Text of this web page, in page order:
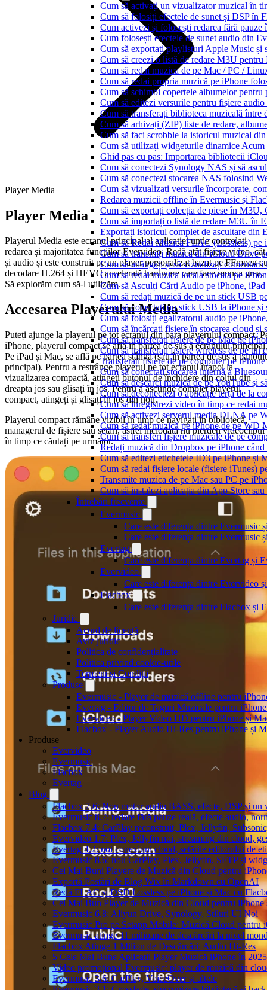
Cum să activați un vizualizator muzical în
Cum să folosiți efectele de sunet și DSP în
Cum activezi și folosești redarea fără pauze
Cum folosești efectele de sunet audio din
Cum să exportați playlisturi Apple Music și
Cum să creezi o listă de redare M3U
Cum să redai muzica de pe Mac / PC /
Cum să redai propria muzică pe iPhone
Cum să schimbi copertele albumelor
Cum să editezi versurile pentru fișiere
Cum să transferați biblioteca muzicală
Cum să arhivați (ZIP) liste de redare,
Cum să faci scrobble la istoricul muzical
Cum să utilizați widgeturile dinamice
Ghid pas cu pas: Importarea bibliotecii
Cum să conectezi Synology NAS și să
Cum să conectezi stocarea NAS folosind
Cum să vizualizați versurile încorporate,
Redarea muzicii offline în Evermusic și
Cum să exportați colecția de piese în
Cum să importați o listă de redare M3U în
Exportați istoricul complet de ascultare din
Cum să Redai Muzică FLAC (Lossless) pe
Cum să transmiți muzică din iCloud Drive
Cum să adăugați și să vizualizați
Cum sa redai muzica locala stocata pe
Cum să Asculți Cărți Audio pe iPhone,
Cum să redați muzică de pe un stick USB
Cum să conectați un stick USB la iPhone și
Cum să folosiți egalizatorul audio pe
Cum să încărcați fișiere în stocarea cloud
Cum să transferați fișiere de pe Mac pe
Cum să transferați fișiere wireless de pe
Transferați fișiere de pe computer pe
Cum să conectați stocarea internă a
Cum să descarci muzică de pe YouTube și
Cum să deconectezi o aplicație terță de la
Cum să înregistrezi video în timp ce redai
Cum să activezi serverul media DLNA pe
Cum să redai muzică pe iPhone de pe WD
Cum să transferi fișiere muzicale de pe
Redați muzică din Dropbox pe iPhone
Cum să editezi etichetele ID3 pe iPhone și
Cum să redai fișiere locale (fișiere iTunes)
Transmite muzica de pe Mac sau PC pe
Cum să instalezi aplicația din App Store
Întrebări frecvente
Evermusic
Care este diferența dintre Evermusic
Care este diferența dintre Evermusic
Evertag
Care este diferența dintre Evertag și
Evervideo
Care este diferența dintre Evervideo
Flacbox
Care este diferența dintre Flacbox și
Juridic
Acord de licență
Aviz juridic
Politica de confidențialitate
Politica privind cookie-urile
Termeni și Condiții
Produse
Evermusic - Player de muzică offline pentru
Evertag - Editor de Taguri Muzicale pentru
Evervideo - Player Video HD pentru iPhone și
Flacbox - Player Audio Hi-Res pentru iPhone și
Produse
Evervideo
Evermusic
Flacbox
Evertag
Blog
Flacbox 7.6: Nou motor audio BASS, efecte, DSP și un
Evermusic 8.7: redare fără pauze reală, efecte audio,
Flacbox 7.4: CarPlay reconstruit, Plex, Jellyfin,
Evervideo 1.7: Plex, Jellyfin noi, streaming din cloud,
Evertag 4.2: noi conexiuni cloud, setările editorului de
Evermusic 8.6: nou CarPlay, Plex, Jellyfin, SFTP și
Cei Mai Buni Playere de Muzică din Cloud pentru
Exportă Postări de Blog Wix în Markdown cu OpenAI
Redă FLAC și DSD Lossless pe iPhone și Mac cu
Cel Mai Bun Player de Muzică din Cloud pentru iPhone
Evermusic 6.8: Aliyun Drive, Synology, Stiluri UI Noi
Evermusic Pro pe Setapp Mobile: Muzică Cloud pentru
Evermusic atinge 11 milioane de descărcări la nivel
Flacbox Atinge 1 Milion de Descărcări: Audio Hi-Res
5 Cele Mai Bune Aplicații Player Muzică iPhone în 2025
Video promoțional Evermusic: player de muzică din
Evermusic 3.6: CarPlay, VoiceOver și altele
Player Media
Player Media
Playerul Media este ecranul principal al aplicației unde controlați
redarea și majoritatea funcțiilor Evervideo. Redă atât fișiere video, cât
și audio și este construit pe un player personalizat bazat pe FFmpeg
decodare H.264 și HEVC accelerată hardware care face munca grea.
Să explorăm cum să-l utilizăm.
Accesarea Playerului Media
Puteți ajunge la playerul pe tot ecranul din bara playerului compact.
iPhone, playerul compact se află în partea de sus a ecranului principal.
Pe iPad și Mac, se află pe partea stângă (sau în partea de sus a
principal). Pentru a restrânge playerul pe tot ecranul înapoi la
vizualizarea compactă, atingeți butonul de închidere din colțul din
dreapta jos sau glisați în jos. Pentru a ascunde complet playerul
compact, atingeți și glisați în jos din nou.
Playerul compact rămâne vizibil în timp ce navigați în bibliotecă,
managerul de fișiere sau setări, astfel niciodată nu pierdeți videoclipul
în timp ce căutați pe următor.